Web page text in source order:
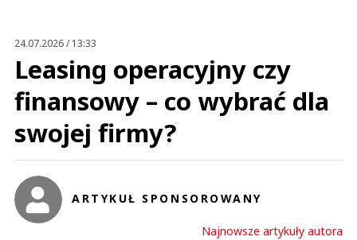
24.07.2026 / 13:33
Leasing operacyjny czy
finansowy – co wybrać dla
swojej firmy?
ARTYKUŁ SPONSOROWANY
Najnowsze artykuły autora